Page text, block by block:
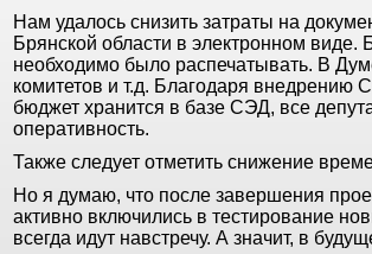
Нам удалось снизить затраты на
Брянской области в электронном виде.
необходимо было распечатывать. В
комитетов и т.д. Благодаря
бюджет хранится в базе СЭД, все
оперативность.
Также следует отметить снижение
Но я думаю, что после завершения
активно включились в тестирование
всегда идут навстречу. А значит, в